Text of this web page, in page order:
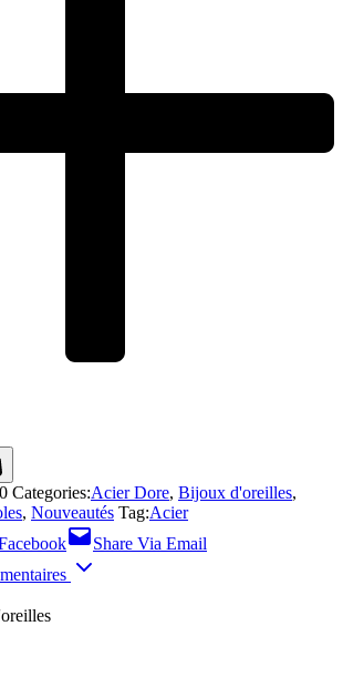
Categories:Acier Dore, Bijoux d'oreilles,
, Nouveautés Tag:Acier
Share Via Email